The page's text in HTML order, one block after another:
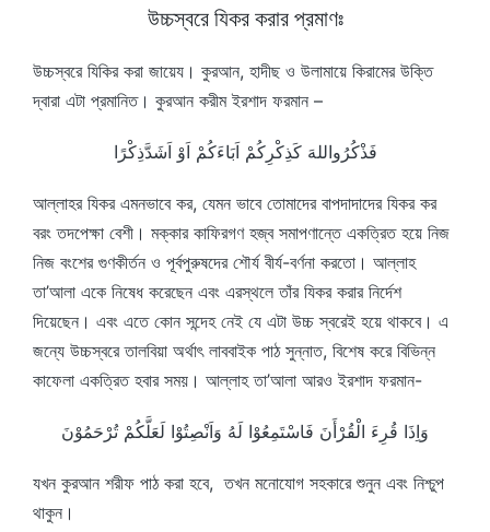
উচ্চস্বরে যিকর করার প্রমাণঃ
উচ্চস্বরে যিকির করা জায়েয। কুরআন, হাদীছ ও উলামায়ে কিরামের উক্তি
দ্বারা এটা প্রমানিত। কুরআন করীম ইরশাদ ফরমান –
فَذْكُرُواللهَ كَذِكْرِكُمْ اَبَاءَكُمْ اَوْ اَشَدَّذِكْرًا
আল্লাহর যিকর এমনভাবে কর, যেমন ভাবে তোমাদের বাপদাদাদের যিকর কর
বরং তদপেক্ষা বেশী। মক্কার কাফিরগণ হজ্ব সমাপণান্তে একত্রিত হয়ে নিজ
নিজ বংশের গুণকীর্তন ও পূর্বপুরুষদের শৌর্য বীর্য-বর্ণনা করতো। আল্লাহ
তা’আলা একে নিষেধ করেছেন এবং এরস্থলে তাঁর যিকর করার নির্দেশ
দিয়েছেন। এবং এতে কোন সন্দেহ নেই যে এটা উচ্চ স্বরেই হয়ে থাকবে। এ
জন্যে উচ্চস্বরে তালবিয়া অর্থাৎ লাববাইক পাঠ সুন্নাত, বিশেষ করে বিভিন্ন
কাফেলা একত্রিত হবার সময়। আল্লাহ তা’আলা আরও ইরশাদ ফরমান-
وَاِذَا قُرِءَ الْقُرْأَنَ فَاسْتَمِعُوْا لَهُ وَاَنْصِتُوْا لَعَلَّكُمْ تُرْحَمُوْنَ
যখন কুরআন শরীফ পাঠ করা হবে, তখন মনোযোগ সহকারে শুনুন এবং নিশ্চুপ
থাকুন।